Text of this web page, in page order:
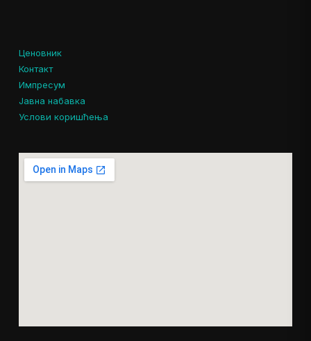
Ценовник
Контакт
Импресум
Јавна набавка
Услови коришћења